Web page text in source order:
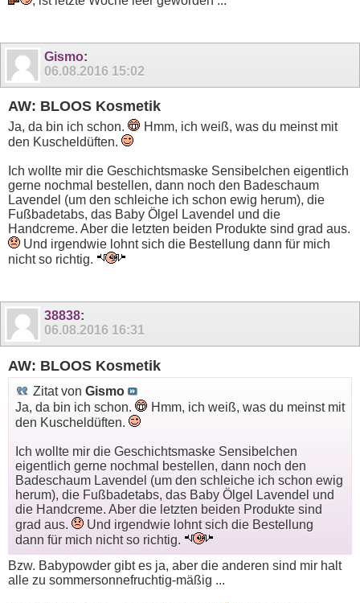
Gismo:
06.08.2016 15:02
AW: BLOOS Kosmetik
Ja, da bin ich schon.
Hmm, ich weiß, was du meinst mit
den Kuscheldüften.
Ich wollte mir die Geschichtsmaske Sensibelchen eigentlich
gerne nochmal bestellen, dann noch den Badeschaum
Lavendel (um den schleiche ich schon ewig herum), die
Fußbadetabs, das Baby Ölgel Lavendel und die
Handcreme. Aber die letzten beiden Produkte sind grad aus.
Und irgendwie lohnt sich die Bestellung dann für mich
nicht so richtig.
38838:
06.08.2016 16:31
AW: BLOOS Kosmetik
Zitat von Gismo
Ja, da bin ich schon.
Hmm, ich weiß, was du meinst mit
den Kuscheldüften.
Ich wollte mir die Geschichtsmaske Sensibelchen
eigentlich gerne nochmal bestellen, dann noch den
Badeschaum Lavendel (um den schleiche ich schon ewig
herum), die Fußbadetabs, das Baby Ölgel Lavendel und
die Handcreme. Aber die letzten beiden Produkte sind
grad aus.
Und irgendwie lohnt sich die Bestellung
dann für mich nicht so richtig.
Bzw. Babypowder gibt es ja, aber die anderen sind mir halt
alle zu sommersonnefruchtig-mäßig ...